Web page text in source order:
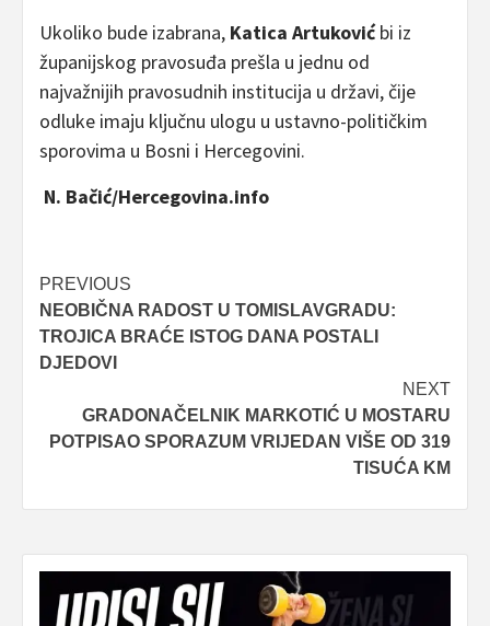
Ukoliko bude izabrana, Katica Artukovićbi iz
županijskog pravosuđa prešla u jednu od
najvažnijih pravosudnih institucija u državi, čije
odluke imaju ključnu ulogu u ustavno-političkim
sporovima u Bosni i Hercegovini.
N. Bačić/Hercegovina.info
Post
navigation
PREVIOUS
NEOBIČNA RADOST U TOMISLAVGRADU:
TROJICA BRAĆE ISTOG DANA POSTALI
DJEDOVI
NEXT
GRADONAČELNIK MARKOTIĆ U MOSTARU
POTPISAO SPORAZUM VRIJEDAN VIŠE OD 319
TISUĆA KM